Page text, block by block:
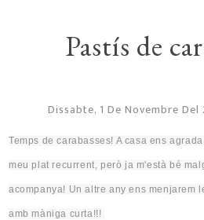
Pastís de
Dissabte, 1 De Novembre Del
Temps de carabasses! A casa ens
meu plat recurrent, però ja m'està bé
acompanya! Un altre any ens menjarem
amb màniga curta!!!